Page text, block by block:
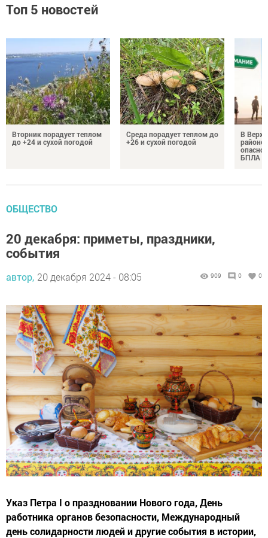
Топ 5 новостей
Вторник порадует теплом
до +24 и сухой погодой
Среда порадует теплом до
+26 и сухой погодой
В
районе
БПЛА
ОБЩЕСТВО
20 декабря: приметы, праздники,
события
автор, 20 декабря 2024 - 08:05 909 0 0
Указ Петра I о праздновании Нового года, День
работника органов безопасности, Международный
день солидарности людей и другие события в истории,